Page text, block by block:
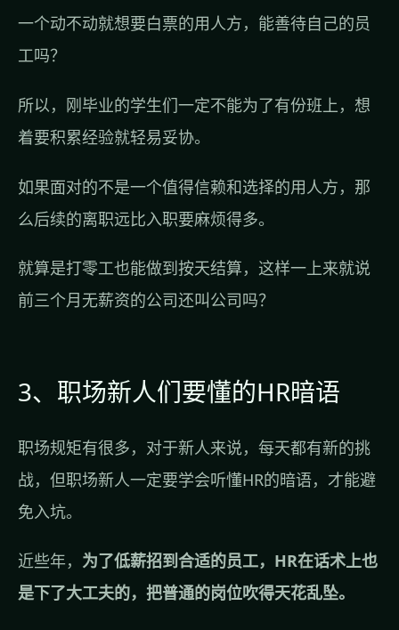
一个动不动就想要白票的用人方，能善待自己的员
工吗？
所以，刚毕业的学生们一定不能为了有份班上，想
着要积累经验就轻易妥协。
如果面对的不是一个值得信赖和选择的用人方，那
么后续的离职远比入职要麻烦得多。
就算是打零工也能做到按天结算，这样一上来就说
前三个月无薪资的公司还叫公司吗？
3、职场新人们要懂的HR暗语
职场规矩有很多，对于新人来说，每天都有新的挑
战，但职场新人一定要学会听懂HR的暗语，才能避
免入坑。
近些年， 为了低薪招到合适的员工，HR在话术上也
是下了大工夫的，把普通的岗位吹得天花乱坠。